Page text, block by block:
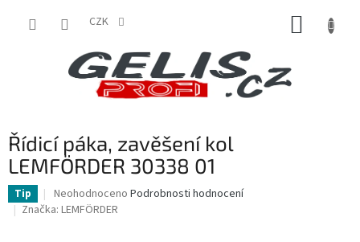
CZK
Řídicí páka, zavěšení kol
LEMFÖRDER 30338 01
Tip
Průměrné
hodnocení
Neohodnoceno Podrobnosti hodnocení
Značka: LEMFÖRDER